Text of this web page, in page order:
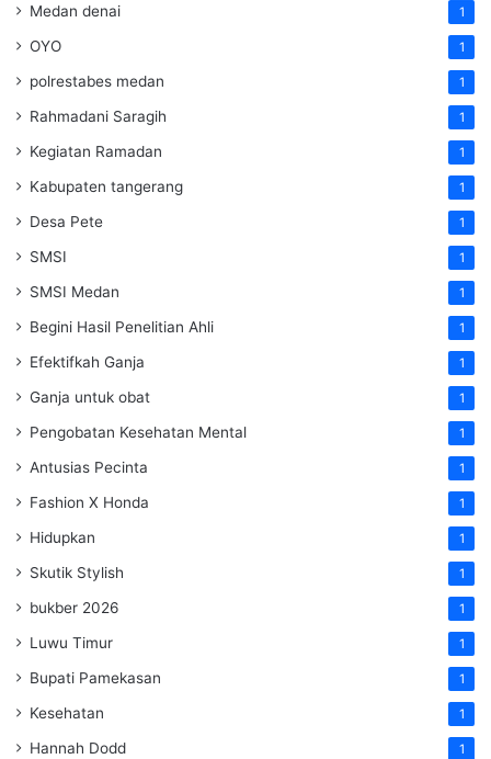
Medan denai 1
OYO 1
polrestabes medan 1
Rahmadani Saragih 1
Kegiatan Ramadan 1
Kabupaten tangerang 1
Desa Pete 1
SMSI 1
SMSI Medan 1
Begini Hasil Penelitian Ahli 1
Efektifkah Ganja 1
Ganja untuk obat 1
Pengobatan Kesehatan Mental 1
Antusias Pecinta 1
Fashion X Honda 1
Hidupkan 1
Skutik Stylish 1
bukber 2026 1
Luwu Timur 1
Bupati Pamekasan 1
Kesehatan 1
Hannah Dodd 1